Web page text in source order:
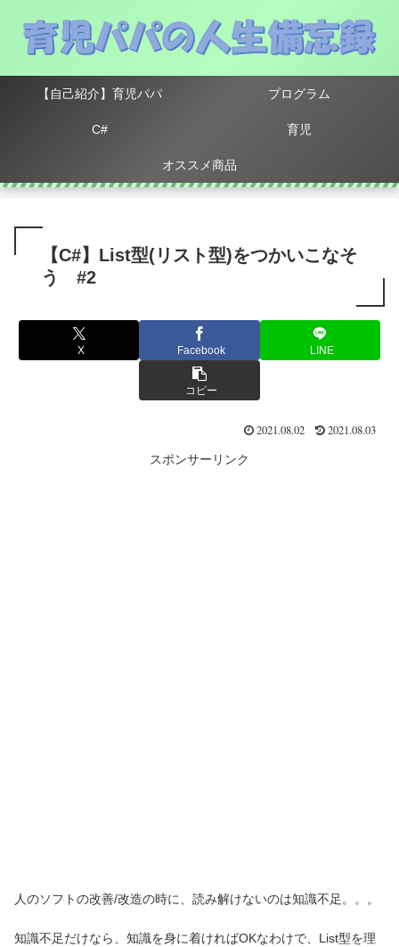
【自己紹介】育児パパ プログラム
C# 育児
オススメ商品
【C#】List型(リスト型)をつかいこなそ
う #2
X Facebook LINE
コピー
2021.08.02 2021.08.03
スポンサーリンク
人のソフトの改善/改造の時に、読み解けないのは知識不足。。。
知識不足だけなら、知識を身に着ければOKなわけで、List型を理